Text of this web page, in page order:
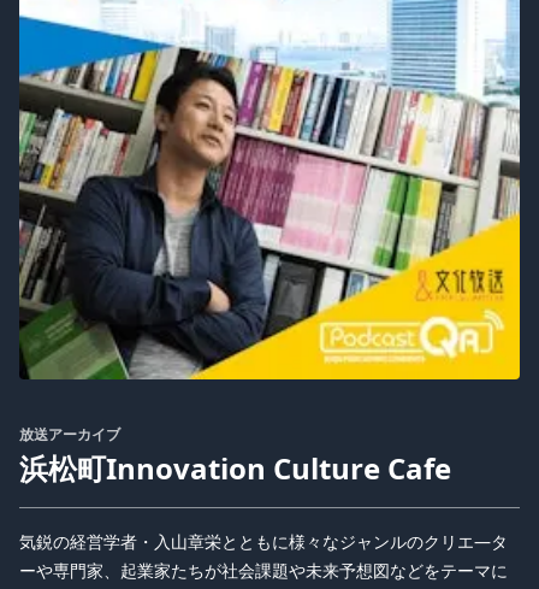
放送アーカイブ
浜松町Innovation Culture Cafe
気鋭の経営学者・入山章栄とともに様々なジャンルのクリエ―タ
ーや専門家、起業家たちが社会課題や未来予想図などをテーマに